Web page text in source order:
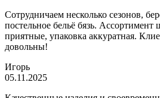
Сотрудничаем несколько сезонов,
постельное бельё бязь.
приятные, упаковка аккуратная.
довольны!
Игорь
05.11.2025